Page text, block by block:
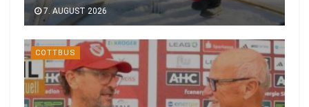
7. AUGUST 2026
COTTBUS